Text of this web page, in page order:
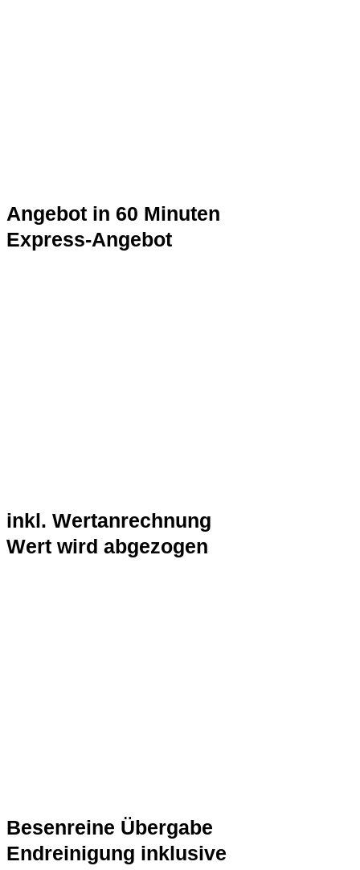
Angebot in 60 Minuten
Express-Angebot
inkl. Wertanrechnung
Wert wird abgezogen
Besenreine Übergabe
Endreinigung inklusive